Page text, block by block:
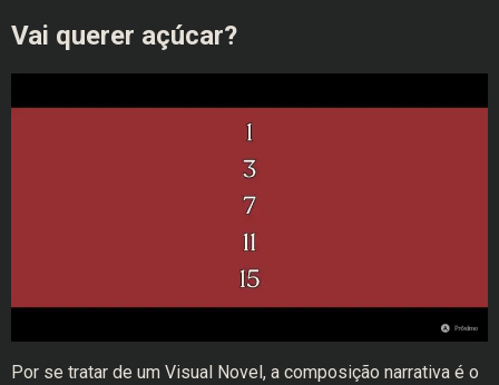
Vai querer açúcar?
Por se tratar de um Visual Novel, a composição narrativa é o